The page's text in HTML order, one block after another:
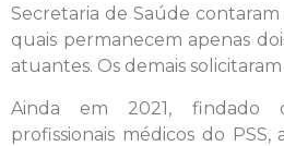
Secretaria de Saúde contaram
quais permanecem apenas
atuantes. Os demais
Ainda em 2021, findado
profissionais médicos do